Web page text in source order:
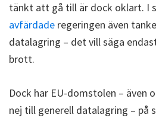
tänkt att gå till är dock oklart. I
avfärdade regeringen även
datalagring – det vill säga
brott.
Dock har EU-domstolen – även
nej till generell datalagring – på